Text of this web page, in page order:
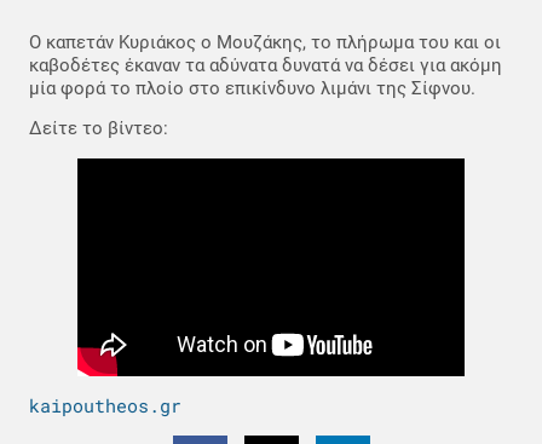
Ο καπετάν Κυριάκος ο Μουζάκης, το πλήρωμα του και οι
καβοδέτες έκαναν τα αδύνατα δυνατά να δέσει για ακόμη
μία φορά το πλοίο στο επικίνδυνο λιμάνι της Σίφνου.
Δείτε το βίντεο:
kaipoutheos.gr